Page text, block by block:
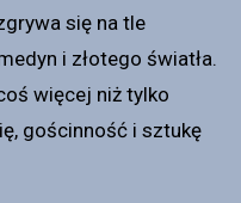
się na tle
i złotego światła.
więcej niż tylko
gościnność i sztukę